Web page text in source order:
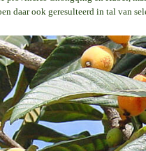
daar ook geresulteerd in tal van